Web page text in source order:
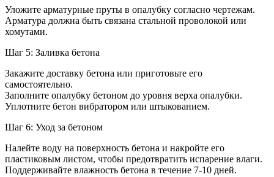
Уложите арматурные пруты в опалубку согласно чертежам.
Арматура должна быть связана стальной проволокой или
хомутами.
Шаг 5: Заливка бетона
Закажите доставку бетона или приготовьте его
самостоятельно.
Заполните опалубку бетоном до уровня верха опалубки.
Уплотните бетон вибратором или штыкованием.
Шаг 6: Уход за бетоном
Налейте воду на поверхность бетона и накройте его
пластиковым листом, чтобы предотвратить испарение влаги.
Поддерживайте влажность бетона в течение 7-10 дней.